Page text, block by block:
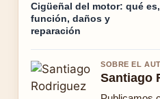
Cigüeñal del motor: qué es,
función, daños y
reparación
SOBRE EL
Santiago